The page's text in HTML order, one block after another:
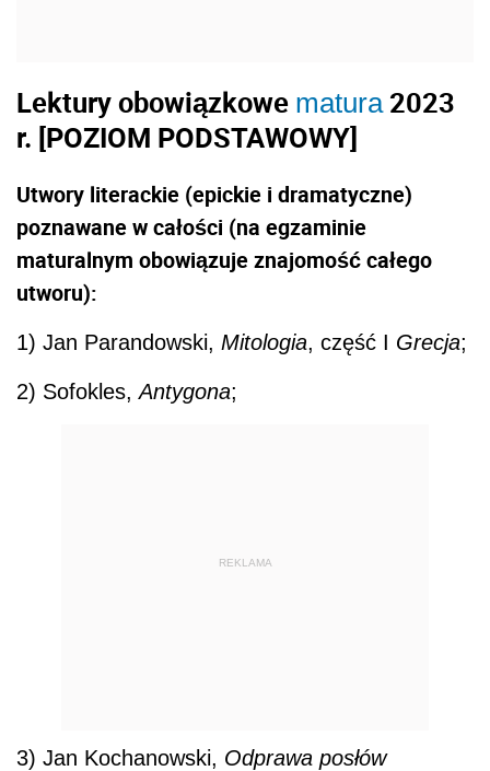
Lektury obowiązkowe matura2023
r. [POZIOM PODSTAWOWY]
Utwory literackie (epickie i dramatyczne)
poznawane w całości (na egzaminie
maturalnym obowiązuje znajomość całego
utworu):
1) Jan Parandowski, Mitologia, część I Grecja;
2) Sofokles,Antygona;
REKLAMA
3) Jan Kochanowski, Odprawa posłów